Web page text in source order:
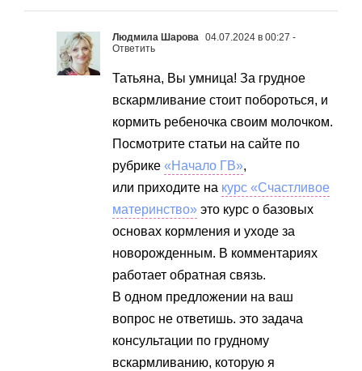
Людмила Шарова 04.07.2024 в 00:27 -
Ответить
Татьяна, Вы умница! За грудное
вскармливание стоит побороться, и
кормить ребеночка своим молочком.
Посмотрите статьи на сайте по
рубрике «Начало ГВ»,
или приходите на курс «Счастливое
материнство» это курс о базовых
основах кормления и уходе за
новорожденным. В комментариях
работает обратная связь.
В одном предложении на ваш
вопрос не ответишь. это задача
консультации по грудному
вскармливанию, которую я